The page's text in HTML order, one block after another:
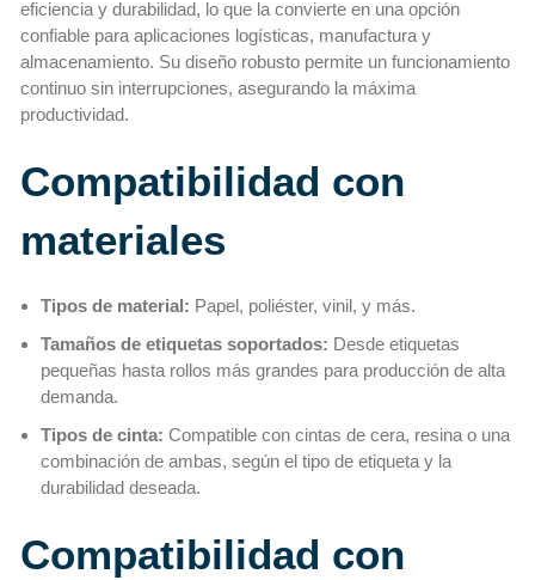
eficiencia y durabilidad, lo que la convierte en una opción
confiable para aplicaciones logísticas, manufactura y
almacenamiento. Su diseño robusto permite un funcionamiento
continuo sin interrupciones, asegurando la máxima
productividad.
Compatibilidad con
materiales
Tipos de material: Papel, poliéster, vinil, y más.
Tamaños de etiquetas soportados: Desde etiquetas
pequeñas hasta rollos más grandes para producción de alta
demanda.
Tipos de cinta: Compatible con cintas de cera, resina o una
combinación de ambas, según el tipo de etiqueta y la
durabilidad deseada.
Compatibilidad con